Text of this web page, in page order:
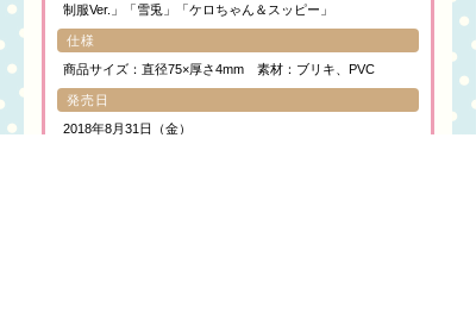
制服Ver.」「雪兎」「ケロちゃん＆スッピー」
仕様
商品サイズ：直径75×厚さ4mm 素材：ブリキ、PVC
発売日
2018年8月31日（金）